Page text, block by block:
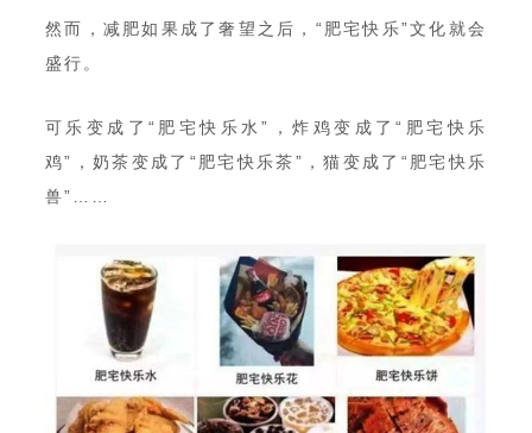
然而，减肥如果成了奢望之后，“肥宅快乐”文化就会
盛行。
可乐变成了“肥宅快乐水”，炸鸡变成了“肥宅快乐
鸡”，奶茶变成了“肥宅快乐茶”，猫变成了“肥宅快乐
兽”……